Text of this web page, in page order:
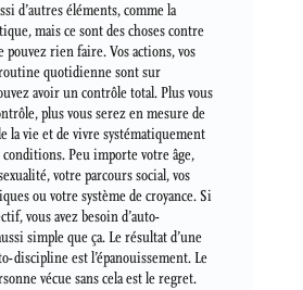
d’autres éléments, comme la
mais ce sont des choses contre
pouvez rien faire. Vos actions, vos
quotidienne sont sur
avoir un contrôle total. Plus vous
plus vous serez en mesure de
la vie et de vivre systématiquement
conditions. Peu importe votre âge,
votre parcours social, vos
ou votre système de croyance. Si
vous avez besoin d’auto-
simple que ça. Le résultat d’une
discipline est l’épanouissement. Le
vécue sans cela est le regret.